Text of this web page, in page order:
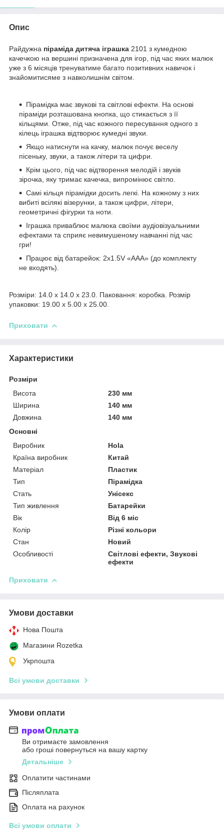
Разрешите сайту all-baby.com.ua
отправлять вам уведомления
Опис
Райдужна піраміда дитяча іграшка 2101 з кумедною
качечкою на вершині призначена для ігор, під час яких малюк
уже з 6 місяців тренуватиме багато позитивних навичок і
знайомитисяме з навколишнім світом.
Пірамідка має звукові та світлові ефекти. На основі
піраміди розташована кнопка, що стикається з її
кільцями. Отже, під час кожного пересування одного з
кілець іграшка відтворює кумедні звуки.
Якщо натиснути на качку, малюк почує веселу
пісеньку, звуки, а також літери та цифри.
Крім цього, під час відтворення мелодій і звуків
зірочка, яку тримає качечка, випромінює світло.
Самі кільця пірамідки досить легкі. На кожному з них
вибиті всілякі візерунки, а також цифри, літери,
геометричні фігурки та ноти.
Іграшка приваблює малюка своїми аудіовізуальними
ефектами та сприяє невимушеному навчанні під час
гри!
Працює від батарейок: 2х1.5V «ААА» (до комплекту
не входять).
Розміри: 14.0 x 14.0 x 23.0. Паковання: коробка. Розмір
упаковки: 19.00 x 5.00 x 25.00.
Приховати
Характеристики
Розміри
Висота
230 мм
Ширина
140 мм
Довжина
140 мм
Основні
Виробник
Hola
Країна виробник
Китай
Матеріал
Пластик
Тип
Пірамідка
Стать
Унісекс
Тип живлення
Батарейки
Вік
Від 6 міс
Колір
Різні кольори
Стан
Новий
Особливості
Світлові ефекти, Звукові
ефекти
Приховати
Умови доставки
Нова Пошта
Магазини Rozetka
Укрпошта
Всі умови доставки
Умови оплати
Ви отримаєте замовлення
або гроші повернуться на вашу картку
Детальніше
Оплатити частинами
Післяплата
Оплата на рахунок
Всі умови оплати